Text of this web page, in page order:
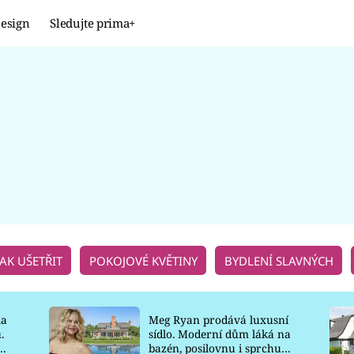
Sledujte prima+
UŠETŘIT POKOJOVÉ KVĚTINY BYDLENÍ SLAVNÝCH
Meg Ryan prodává luxusní
sídlo. Moderní dům láká na
bazén, posilovnu i sprchu